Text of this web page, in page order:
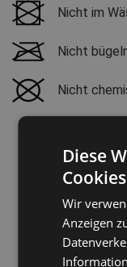
Nicht im
Nicht
Nicht
Diese
Wir
Anzeigen